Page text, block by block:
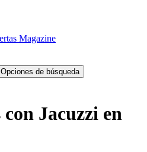
Magazine
Opciones de búsqueda
Jacuzzi en